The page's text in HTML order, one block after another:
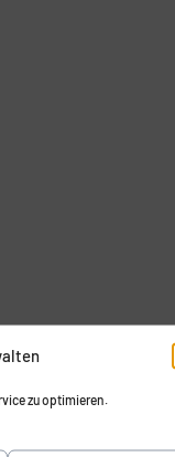
zu optimieren.